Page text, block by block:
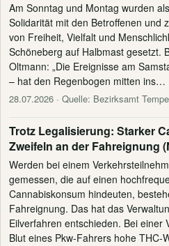
Am Sonntag und Montag wurden
Solidarität mit den Betroffenen und
von Freiheit, Vielfalt und
Schöneberg auf Halbmast gesetzt.
Oltmann: „Die Ereignisse am
– hat den Regenbogen mitten ins…
28.07.2026 · Quelle: Bezirksamt
Trotz Legalisierung: Starker
Zweifeln an der Fahreignung
Werden bei einem
gemessen, die auf einen
Cannabiskonsum hindeuten,
Fahreignung. Das hat das
Eilverfahren entschieden. Bei einer
Blut eines Pkw-Fahrers hohe THC-